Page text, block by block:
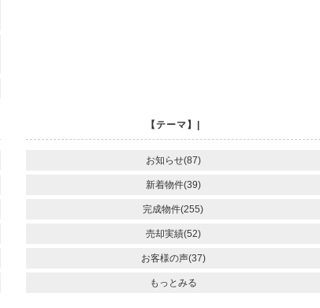
【テーマ】|
お知らせ(87)
新着物件(39)
完成物件(255)
売却実績(52)
お客様の声(37)
もっとみる